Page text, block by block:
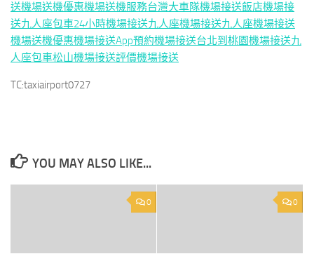
送機場送機優惠機場送機服務台灣大車隊機場接送飯店機場接
送九人座包車24小時機場接送九人座機場接送九人座機場接送
機場送機優惠機場接送App預約機場接送台北到桃園機場接送九
人座包車松山機場接送評價機場接送
TC:taxiairport0727
YOU MAY ALSO LIKE...
0 0